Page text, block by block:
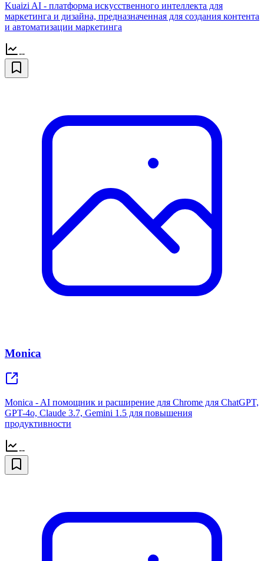
Kuaizi AI - платформа искусственного интеллекта для
маркетинга и дизайна, предназначенная для создания контента
и автоматизации маркетинга
--
Monica
Monica - AI помощник и расширение для Chrome для ChatGPT,
GPT-4o, Claude 3.7, Gemini 1.5 для повышения
продуктивности
--